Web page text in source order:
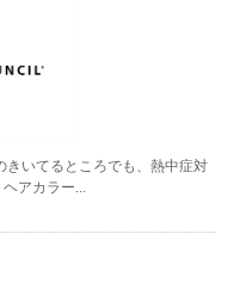
きいてるところでも、熱中症対
アカラー...